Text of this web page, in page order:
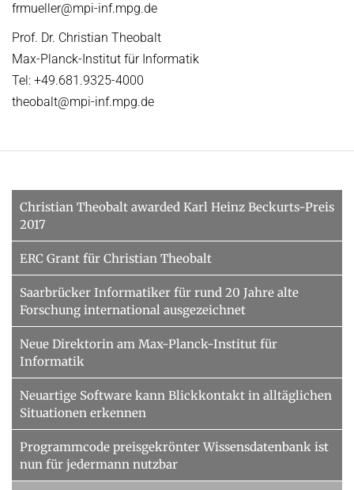
frmueller@mpi-inf.mpg.de
Prof. Dr. Christian Theobalt
Max-Planck-Institut für Informatik
Tel: +49.681.9325-4000
theobalt@mpi-inf.mpg.de
Christian Theobalt awarded Karl Heinz Beckurts-Preis
2017
ERC Grant für Christian Theobalt
Saarbrücker Informatiker für rund 20 Jahre alte
Forschung international ausgezeichnet
Neue Direktorin am Max-Planck-Institut für
Informatik
Neuartige Software kann Blickkontakt in alltäglichen
Situationen erkennen
Programmcode preisgekrönter Wissensdatenbank ist
nun für jedermann nutzbar